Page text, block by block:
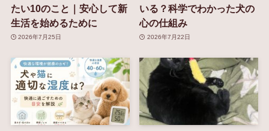
たい10のこと｜安心して新
生活を始めるために
2026年7月25日
いる？科学でわかった犬の
心の仕組み
2026年7月22日